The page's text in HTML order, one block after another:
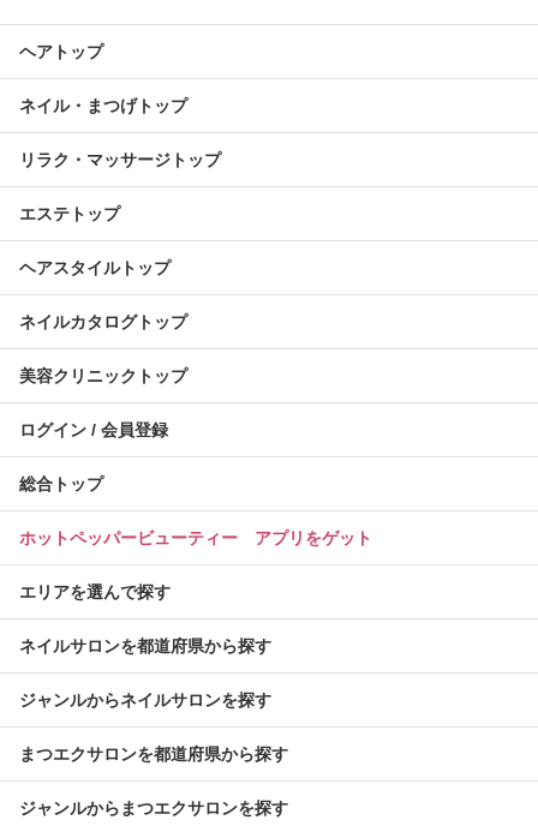
ヘアトップ
ネイル・まつげトップ
リラク・マッサージトップ
エステトップ
ヘアスタイルトップ
ネイルカタログトップ
美容クリニックトップ
ログイン / 会員登録
総合トップ
ホットペッパービューティー アプリをゲット
エリアを選んで探す
ネイルサロンを都道府県から探す
ジャンルからネイルサロンを探す
まつエクサロンを都道府県から探す
ジャンルからまつエクサロンを探す